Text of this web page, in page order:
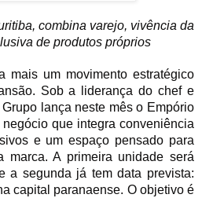
combina varejo, vivência da
de produtos próprios
mais um movimento estratégico
Sob a liderança do chef e
lança neste mês o Empório
que integra conveniência
e um espaço pensado para
marca. A primeira unidade será
a segunda já tem data prevista:
capital paranaense. O objetivo é